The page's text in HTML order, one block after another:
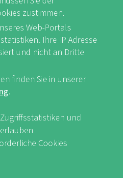
Youtube Instagram
nf-int.org
zustimmen.
Web-Portals
Ihre IP Adresse
und nicht an Dritte
finden Sie in unserer
.
und
Cookies